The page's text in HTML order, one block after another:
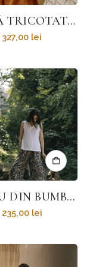
BLUZĂ TRICOTATĂ FIN DIN BUMBAC ORGANIC POPPY
327,00 lei
MAIOU DIN BUMBAC CU FUNDĂ LA SPATE ISLA
235,00 lei